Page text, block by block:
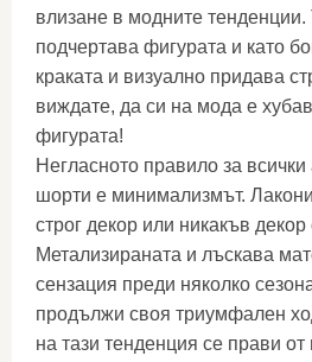
влизане в модните тенденции.
подчертава фигурата и като
краката и визуално придава
виждате, да си на мода е
фигурата!
Негласното правило за
шорти е минимализмът.
строг декор или никакъв
Метализираната и лъскава
сензация преди няколко
продължи своя триумфален
на тази тенденция се прави